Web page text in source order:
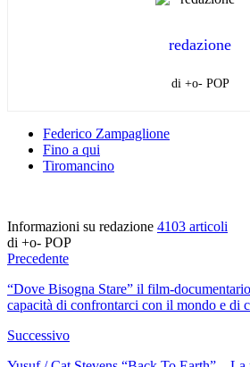
redazione
di +o- POP
Federico Zampaglione
Fino a qui
Tiromancino
Informazioni su redazione 4103 articoli
di +o- POP
Precedente
“Dove Bisogna Stare” il film-
capacità di confrontarci con il mondo e di
Successivo